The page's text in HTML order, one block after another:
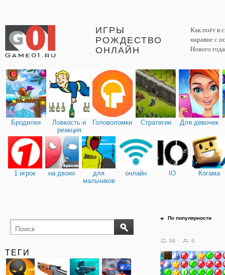
ИГРЫ
РОЖДЕСТВО
ОНЛАЙН
Как поёт в
наравне с
Нового
Бродилки
Ловкость и
реакция
Головоломки Стратегии Для девочек
1 игрок на двоих
для
мальчиков
онлайн IO Когама
ТЕГИ
По популярности
94 6